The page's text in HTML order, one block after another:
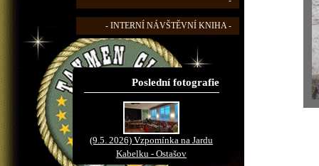
- INTERNÍ NÁVŠTĚVNÍ KNIHA -
Poslední fotografie
(9.5. 2026) Vzpomínka na Jardu
Kabelku - Ostašov